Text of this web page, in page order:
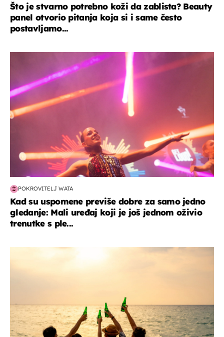
Što je stvarno potrebno koži da zablista? Beauty
panel otvorio pitanja koja si i same često
postavljamo...
POKROVITELJ WATA
Kad su uspomene previše dobre za samo jedno
gledanje: Mali uređaj koji je još jednom oživio
trenutke s ple...